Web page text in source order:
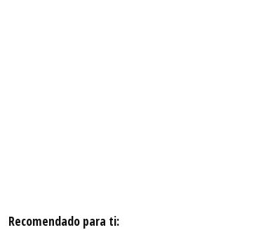
Recomendado para ti: